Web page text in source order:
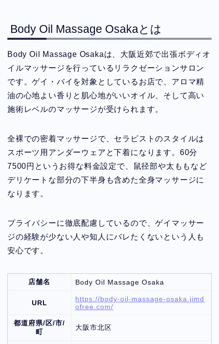
Body Oil Massage Osakaとは
Body Oil Massage Osakaは、大阪近郊で出張ボディオ
イルマッサージを行っているリラクゼーションサロン
です。ゲイ・バイを対象としているお店で、アロマ精
油の心地よい香りと肌心地がいいオイル、そして高い
施術レベルのマッサージが受けられます。
全裸での密着マッサージで、セラピストのスタイルは
スポーツ用アンダーウェアと下着になります。60分
7500円というお得な料金設定で、鼠径部や太ももなど
デリケートな部分の下半身も含めた全身マッサージに
なります。
プライバシーに徹底配慮しているので、ゲイマッサー
ジの経験が少ない人や知人にバレたくないという人も
安心です。
店舗名 Body Oil Massage Osaka
URL
https://body-oil-massage-osaka.jimd
ofree.com/
都道府県/区/市/
町
大阪市北区